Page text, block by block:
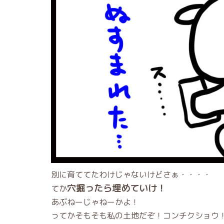
別に育ててたわけじゃないけどさぁ・・・・
てか穴掘ったら埋めていけ！
あぶねーじゃねーかよ！
ってかそもそも私の土地だぞ！コンチクショウ